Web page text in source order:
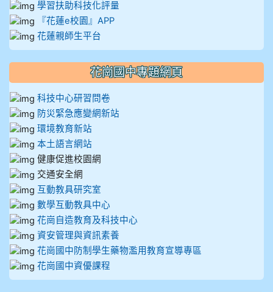
學習扶助科技化評量
『花蓮e校園』APP
花蓮親師生平台
花崗國中專題網頁
科技中心研習問卷
防災緊急應變網新站
環境教育新站
本土語言網站
健康促進校園網
交通安全網
互動教具研究室
數學互動教具中心
花崗自造教育及科技中心
資安管理與資訊素養
花崗國中防制學生藥物濫用教育宣導專區
花崗國中資優課程